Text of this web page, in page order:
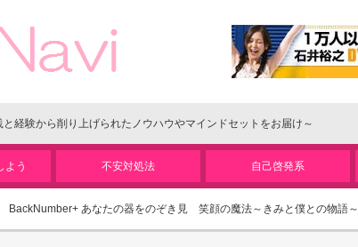
経験から削り上げられたノウハウやマインドセットをお届け～
よう 不安対処法 自己啓発系
BackNumber+ あなたの器をのぞき見 笑顔の魔法～きみと僕との物語～